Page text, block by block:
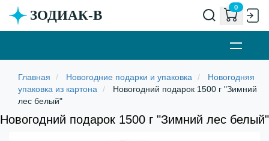
ЗОДИАК-В
0
Новогодние подарки и упаковка
Новогодняя
упаковка из картона
Новогодний подарок 1500 г "Зимний
лес белый"
Новогодний подарок 1500 г "Зимний лес белый"